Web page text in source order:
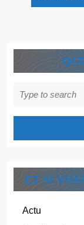
for:
ET SI
Actu